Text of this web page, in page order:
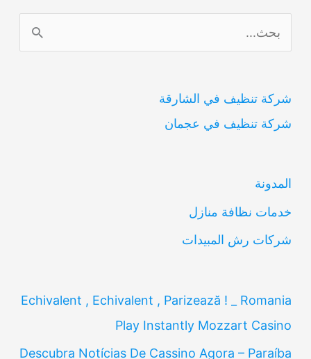
ل
ح
ث
ن
شركة تنظيف في الشارقة
شركة تنظيف في عجمان
المدونة
خدمات نظافة منازل
شركات رش المبيدات
Echivalent , Echivalent , Parizează ! _ Romania
Play Instantly Mozzart Casino
Descubra Notícias De Cassino Agora – Paraíba